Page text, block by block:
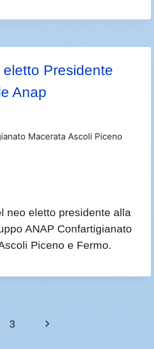
eletto Presidente
Anap
Macerata Ascoli Piceno
neo eletto presidente alla
ANAP Confartigianato
Piceno e Fermo.
3